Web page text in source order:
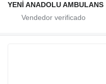
YENİ ANADOLU AMBULANS